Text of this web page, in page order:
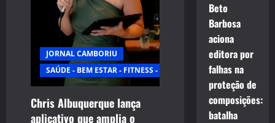
JORNAL CAMBORIU
SAÚDE - BEM ESTAR - FITNESS - ESPORTE
Chris Albuquerque lança
aplicativo que amplia o
Beto
Barbosa
aciona
editora por
falhas na
proteção de
composições:
batalha